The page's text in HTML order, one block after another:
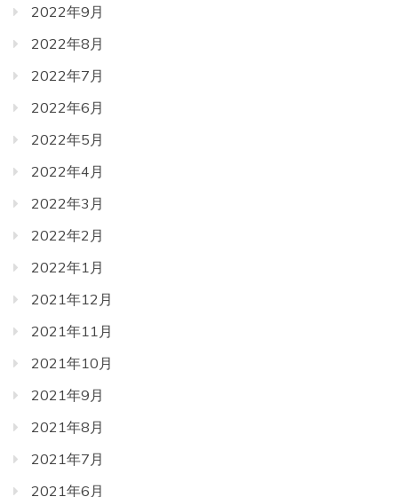
2022年9月
2022年8月
2022年7月
2022年6月
2022年5月
2022年4月
2022年3月
2022年2月
2022年1月
2021年12月
2021年11月
2021年10月
2021年9月
2021年8月
2021年7月
2021年6月